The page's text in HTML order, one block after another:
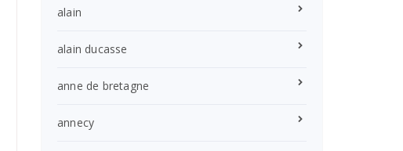
alain
alain ducasse
anne de bretagne
annecy